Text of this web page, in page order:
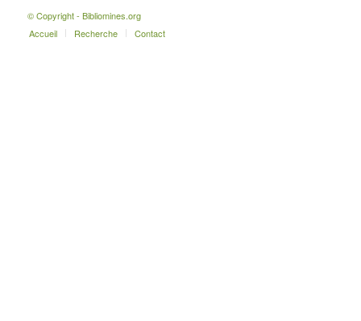
© Copyright - Bibliomines.org
Accueil
Recherche Contact